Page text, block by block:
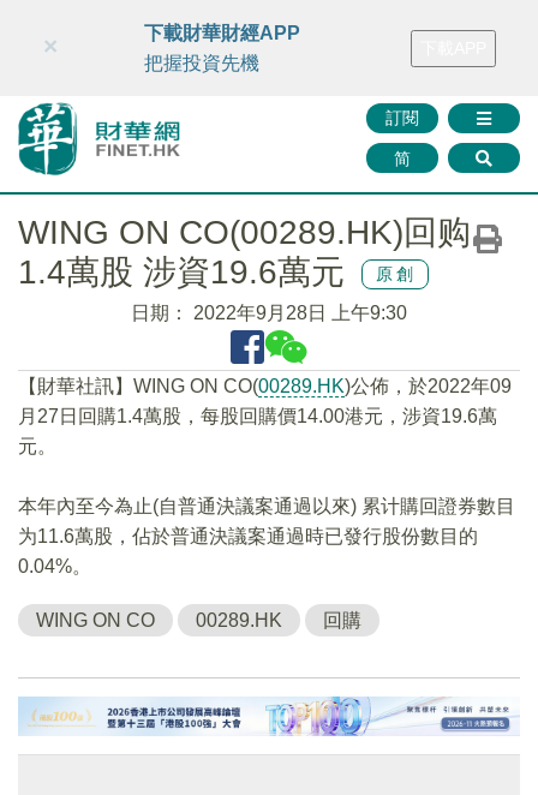
財華智庫網 FINTV FINMETA 財華證券 媒體矩陣
訂閱
简
×
下載財華財經APP
把握投資先機
WING ON CO(00289.HK)回购
1.4萬股 涉資19.6萬元
原創
日期： 2022年9月28日 上午9:30
【財華社訊】WING ON CO(00289.HK)公佈，於2022年09
月27日回購1.4萬股，每股回購價14.00港元，涉資19.6萬
元。
本年內至今為止(自普通決議案通過以來) 累计購回證券數目
为11.6萬股，佔於普通決議案通過時已發行股份數目的
0.04%。
WING ON CO 00289.HK 回購